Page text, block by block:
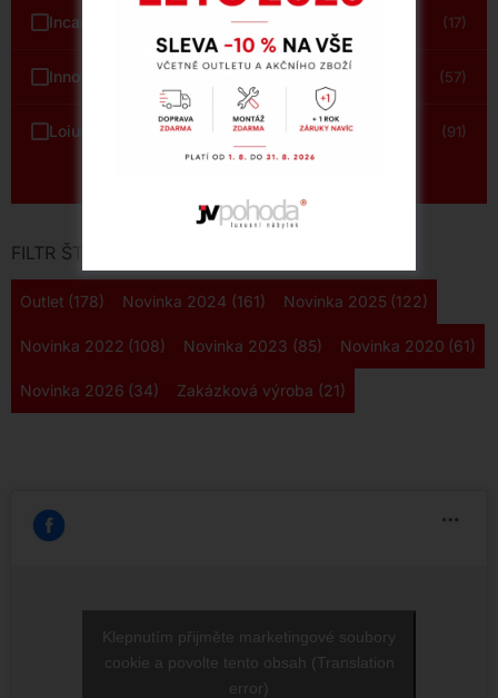
Incanto (17)
Innova – Estro Milano (57)
LoiudiceD (91)
FILTR ŠTÍTKŮ
Outlet (178) Novinka 2024 (161) Novinka 2025 (122)
Novinka 2022 (108) Novinka 2023 (85) Novinka 2020 (61)
Novinka 2026 (34) Zakázková výroba (21)
Klepnutím přijměte marketingové soubory
cookie a povolte tento obsah (Translation
error)